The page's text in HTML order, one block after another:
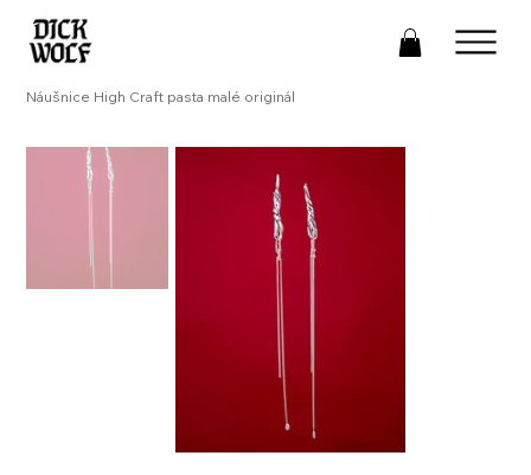
Náušnice High Craft pasta malé originál